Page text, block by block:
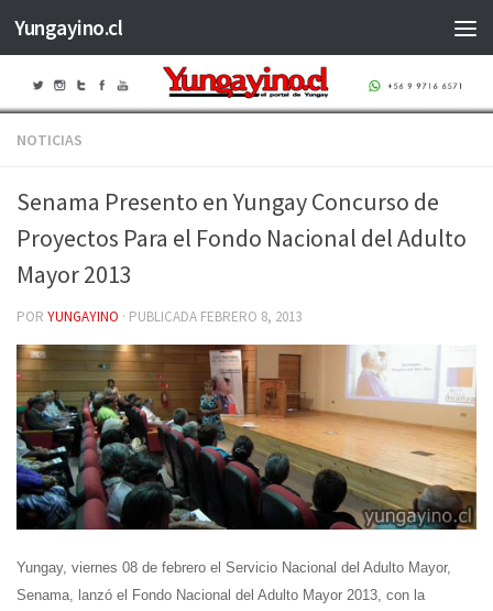
Saltar al contenido
Yungayino.cl
NOTICIAS
Senama Presento en Yungay Concurso de
Proyectos Para el Fondo Nacional del Adulto
Mayor 2013
POR YUNGAYINO · PUBLICADA FEBRERO 8, 2013
Yungay, viernes 08 de febrero el Servicio Nacional del Adulto Mayor,
Senama, lanzó el Fondo Nacional del Adulto Mayor 2013, con la